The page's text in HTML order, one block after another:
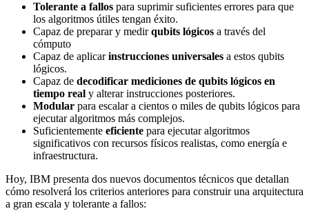
Tolerante a fallos para suprimir suficientes errores para que
los algoritmos útiles tengan éxito.
Capaz de preparar y medirqubits lógicos a través del
cómputo
Capaz de aplicarinstrucciones universales a estos qubits
lógicos.
Capaz de decodificar mediciones de qubits lógicos en
tiempo real y alterar instrucciones posteriores.
Modular para escalar a cientos o miles de qubits lógicos para
ejecutar algoritmos más complejos.
Suficientemente eficiente para ejecutar algoritmos
significativos con recursos físicos realistas, como energía e
infraestructura.
Hoy, IBM presenta dos nuevos documentos técnicos que detallan
cómo resolverá los criterios anteriores para construir una arquitectura
a gran escala y tolerante a fallos: